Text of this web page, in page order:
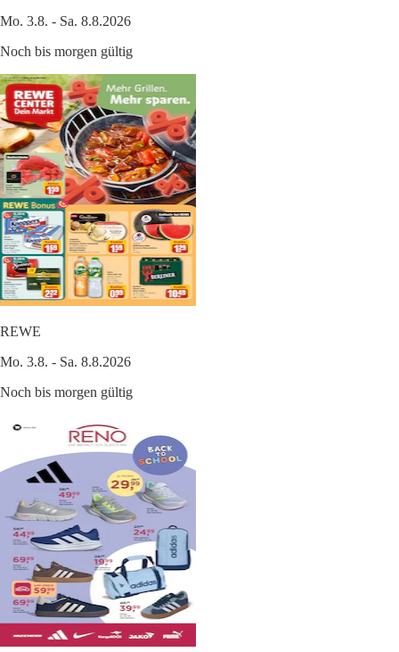
Mo. 3.8. - Sa. 8.8.2026
Noch bis morgen gültig
REWE
Mo. 3.8. - Sa. 8.8.2026
Noch bis morgen gültig